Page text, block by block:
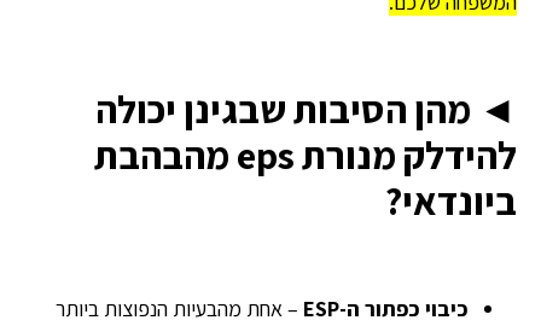
◄ מהן הסיבות שבגינן יכולה
להידלק מנורת eps מהבהבת
ביונדאי?
כיבוי כפתור ה-ESP
– אחת מהבעיות הנפוצות ביותר